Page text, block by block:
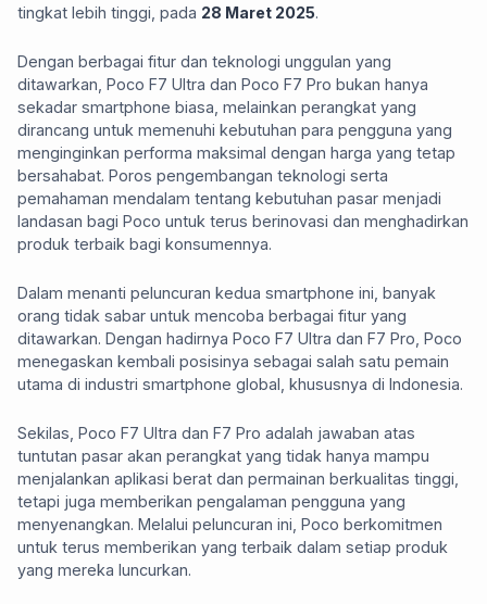
tingkat lebih tinggi, pada 28 Maret 2025.
Dengan berbagai fitur dan teknologi unggulan yang
ditawarkan, Poco F7 Ultra dan Poco F7 Pro bukan hanya
sekadar smartphone biasa, melainkan perangkat yang
dirancang untuk memenuhi kebutuhan para pengguna yang
menginginkan performa maksimal dengan harga yang tetap
bersahabat. Poros pengembangan teknologi serta
pemahaman mendalam tentang kebutuhan pasar menjadi
landasan bagi Poco untuk terus berinovasi dan menghadirkan
produk terbaik bagi konsumennya.
Dalam menanti peluncuran kedua smartphone ini, banyak
orang tidak sabar untuk mencoba berbagai fitur yang
ditawarkan. Dengan hadirnya Poco F7 Ultra dan F7 Pro, Poco
menegaskan kembali posisinya sebagai salah satu pemain
utama di industri smartphone global, khususnya di Indonesia.
Sekilas, Poco F7 Ultra dan F7 Pro adalah jawaban atas
tuntutan pasar akan perangkat yang tidak hanya mampu
menjalankan aplikasi berat dan permainan berkualitas tinggi,
tetapi juga memberikan pengalaman pengguna yang
menyenangkan. Melalui peluncuran ini, Poco berkomitmen
untuk terus memberikan yang terbaik dalam setiap produk
yang mereka luncurkan.